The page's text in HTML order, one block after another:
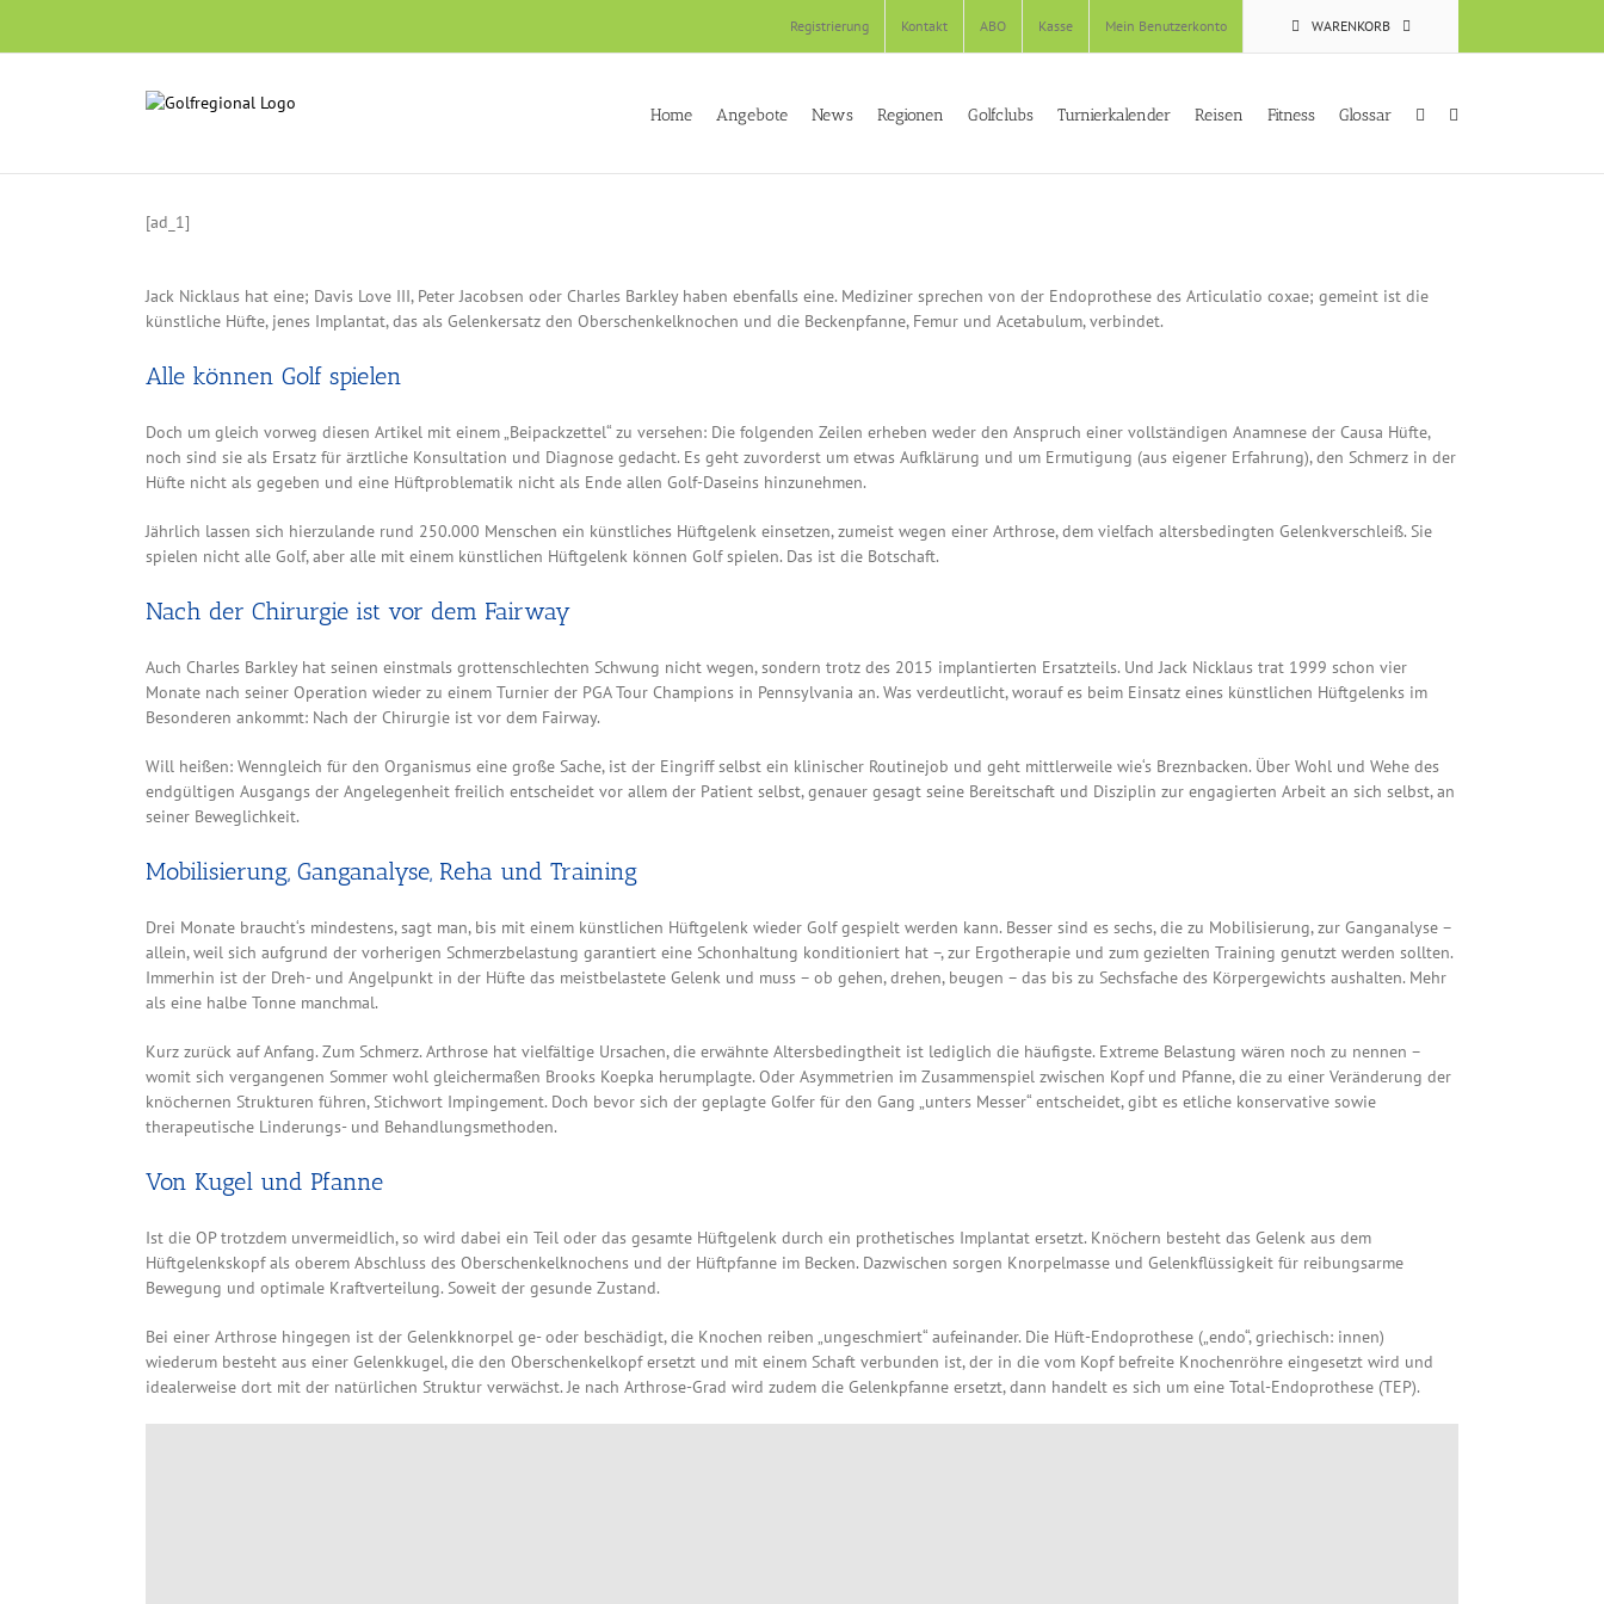
content
Registrierung Kontakt ABO Kasse Mein Benutzerkonto WARENKORB
Home Angebote News Regionen Golfclubs Turnierkalender Reisen Fitness Glossar
[ad_1]
Jack Nicklaus hat eine; Davis Love III, Peter Jacobsen oder Charles Barkley haben ebenfalls eine. Mediziner sprechen von der Endoprothese des Articulatio coxae; gemeint ist die
künstliche Hüfte, jenes Implantat, das als Gelenkersatz den Oberschenkelknochen und die Beckenpfanne, Femur und Acetabulum, verbindet.
Alle können Golf spielen
Doch um gleich vorweg diesen Artikel mit einem „Beipackzettel“ zu versehen: Die folgenden Zeilen erheben weder den Anspruch einer vollständigen Anamnese der Causa Hüfte,
noch sind sie als Ersatz für ärztliche Konsultation und Diagnose gedacht. Es geht zuvorderst um etwas Aufklärung und um Ermutigung (aus eigener Erfahrung), den Schmerz in der
Hüfte nicht als gegeben und eine Hüftproblematik nicht als Ende allen Golf-Daseins hinzunehmen.
Jährlich lassen sich hierzulande rund 250.000 Menschen ein künstliches Hüftgelenk einsetzen, zumeist wegen einer Arthrose, dem vielfach altersbedingten Gelenkverschleiß. Sie
spielen nicht alle Golf, aber alle mit einem künstlichen Hüftgelenk können Golf spielen. Das ist die Botschaft.
Nach der Chirurgie ist vor dem Fairway
Auch Charles Barkley hat seinen einstmals grottenschlechten Schwung nicht wegen, sondern trotz des 2015 implantierten Ersatzteils. Und Jack Nicklaus trat 1999 schon vier
Monate nach seiner Operation wieder zu einem Turnier der PGA Tour Champions in Pennsylvania an. Was verdeutlicht, worauf es beim Einsatz eines künstlichen Hüftgelenks im
Besonderen ankommt: Nach der Chirurgie ist vor dem Fairway.
Will heißen: Wenngleich für den Organismus eine große Sache, ist der Eingriff selbst ein klinischer Routinejob und geht mittlerweile wie‘s Breznbacken. Über Wohl und Wehe des
endgültigen Ausgangs der Angelegenheit freilich entscheidet vor allem der Patient selbst, genauer gesagt seine Bereitschaft und Disziplin zur engagierten Arbeit an sich selbst, an
seiner Beweglichkeit.
Mobilisierung, Ganganalyse, Reha und Training
Drei Monate braucht‘s mindestens, sagt man, bis mit einem künstlichen Hüftgelenk wieder Golf gespielt werden kann. Besser sind es sechs, die zu Mobilisierung, zur Ganganalyse –
allein, weil sich aufgrund der vorherigen Schmerzbelastung garantiert eine Schonhaltung konditioniert hat –, zur Ergotherapie und zum gezielten Training genutzt werden sollten.
Immerhin ist der Dreh- und Angelpunkt in der Hüfte das meistbelastete Gelenk und muss – ob gehen, drehen, beugen – das bis zu Sechsfache des Körpergewichts aushalten. Mehr
als eine halbe Tonne manchmal.
Kurz zurück auf Anfang. Zum Schmerz. Arthrose hat vielfältige Ursachen, die erwähnte Altersbedingtheit ist lediglich die häufigste. Extreme Belastung wären noch zu nennen –
womit sich vergangenen Sommer wohl gleichermaßen Brooks Koepka herumplagte. Oder Asymmetrien im Zusammenspiel zwischen Kopf und Pfanne, die zu einer Veränderung der
knöchernen Strukturen führen, Stichwort Impingement. Doch bevor sich der geplagte Golfer für den Gang „unters Messer“ entscheidet, gibt es etliche konservative sowie
therapeutische Linderungs- und Behandlungsmethoden.
Von Kugel und Pfanne
Ist die OP trotzdem unvermeidlich, so wird dabei ein Teil oder das gesamte Hüftgelenk durch ein prothetisches Implantat ersetzt. Knöchern besteht das Gelenk aus dem
Hüftgelenkskopf als oberem Abschluss des Oberschenkelknochens und der Hüftpfanne im Becken. Dazwischen sorgen Knorpelmasse und Gelenkflüssigkeit für reibungsarme
Bewegung und optimale Kraftverteilung. Soweit der gesunde Zustand.
Bei einer Arthrose hingegen ist der Gelenkknorpel ge- oder beschädigt, die Knochen reiben „ungeschmiert“ aufeinander. Die Hüft-Endoprothese („endo“, griechisch: innen)
wiederum besteht aus einer Gelenkkugel, die den Oberschenkelkopf ersetzt und mit einem Schaft verbunden ist, der in die vom Kopf befreite Knochenröhre eingesetzt wird und
idealerweise dort mit der natürlichen Struktur verwächst. Je nach Arthrose-Grad wird zudem die Gelenkpfanne ersetzt, dann handelt es sich um eine Total-Endoprothese (TEP).